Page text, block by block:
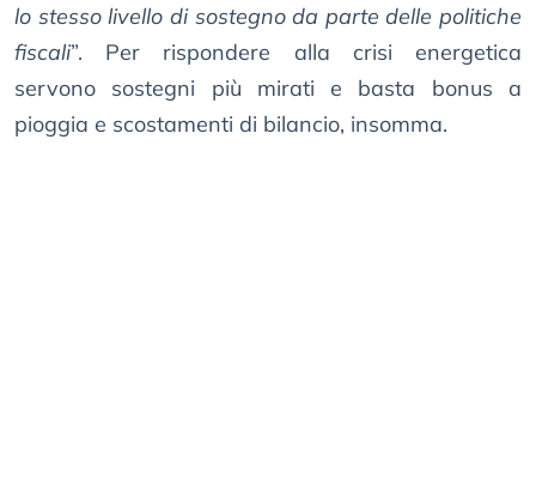
lo stesso livello di sostegno da parte delle politiche
fiscali”. Per rispondere alla crisi energetica
servono sostegni più mirati e basta bonus a
pioggia e scostamenti di bilancio, insomma.